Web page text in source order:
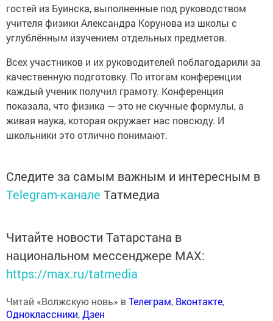
гостей из Буинска, выполненные под руководством
учителя физики Александра Корунова из школы с
углублённым изучением отдельных предметов.
Всех участников и их руководителей поблагодарили за
качественную подготовку. По итогам конференции
каждый ученик получил грамоту. Конференция
показала, что физика — это не скучные формулы, а
живая наука, которая окружает нас повсюду. И
школьники это отлично понимают.
Следите за самым важным и интересным в
Telegram-канале Татмедиа
Читайте новости Татарстана в
национальном мессенджере MАХ:
https://max.ru/tatmedia
Читай «Волжскую новь» вТелеграм, Вконтакте,
Одноклассники,Дзен